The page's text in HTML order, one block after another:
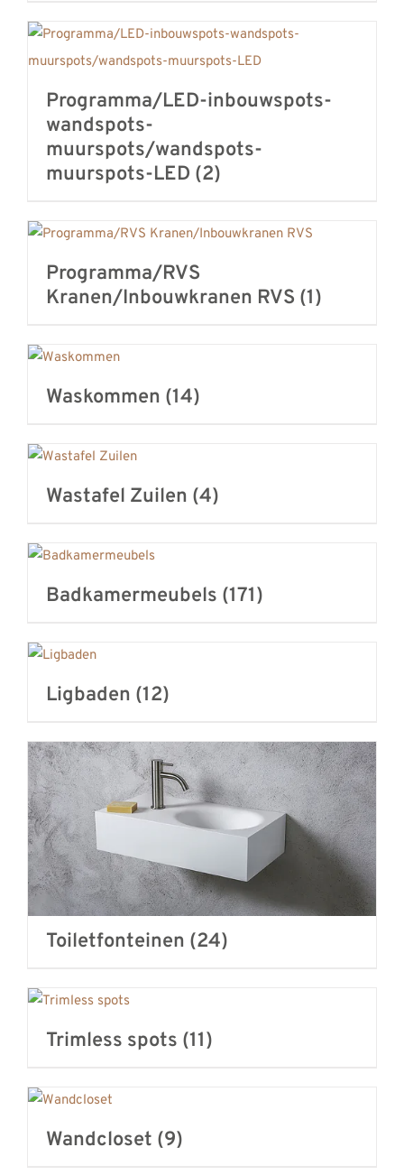
Programma/LED-inbouwspots-
wandspots-
muurspots/wandspots-
muurspots-LED (2)
Programma/RVS
Kranen/Inbouwkranen RVS (1)
Waskommen (14)
Wastafel Zuilen (4)
Badkamermeubels (171)
Ligbaden (12)
Toiletfonteinen (24)
Trimless spots (11)
Wandcloset (9)